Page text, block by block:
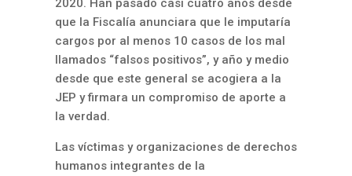
que la Fiscalía anunciara que le imputaría
cargos por al menos 10 casos de los mal
llamados “falsos positivos”, y año y medio
desde que este general se acogiera a la
JEP y firmara un compromiso de aporte a
la verdad.
Las víctimas y organizaciones de derechos
humanos integrantes de la